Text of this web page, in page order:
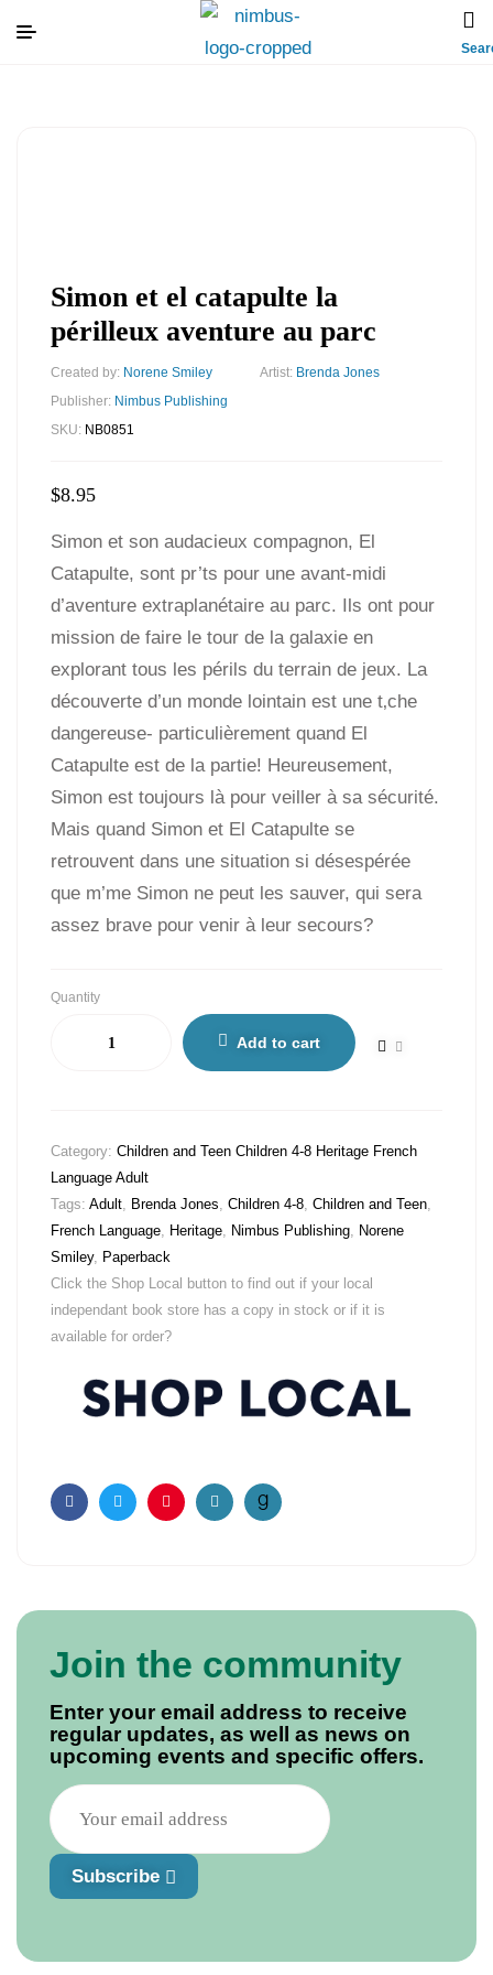
Simon et el catapulte la
périlleux aventure au parc
Created by: Norene Smiley Artist: Brenda Jones
Publisher: Nimbus Publishing
SKU: NB0851
$8.95
Simon et son audacieux compagnon, El
Catapulte, sont pr’ts pour une avant-midi
d’aventure extraplanétaire au parc. Ils ont pour
mission de faire le tour de la galaxie en
explorant tous les périls du terrain de jeux. La
découverte d’un monde lointain est une t‚che
dangereuse- particulièrement quand El
Catapulte est de la partie! Heureusement,
Simon est toujours là pour veiller à sa sécurité.
Mais quand Simon et El Catapulte se
retrouvent dans une situation si désespérée
que m’me Simon ne peut les sauver, qui sera
assez brave pour venir à leur secours?
Quantity
Add to cart
Category: Children and Teen Children 4-8 Heritage French
Language Adult
Tags: Adult, Brenda Jones, Children 4-8, Children and Teen,
French Language, Heritage, Nimbus Publishing, Norene
Smiley, Paperback
Click the Shop Local button to find out if your local
independant book store has a copy in stock or if it is
available for order?
FacebookTwitterPinterestEmail
Join the community
Enter your email address to receive
regular updates, as well as news on
upcoming events and specific offers.
Subscribe